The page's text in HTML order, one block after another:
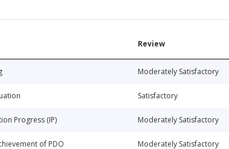
Review
Moderately Satisfactory
Satisfactory
Progress (IP) Moderately Satisfactory
of PDO Moderately Satisfactory